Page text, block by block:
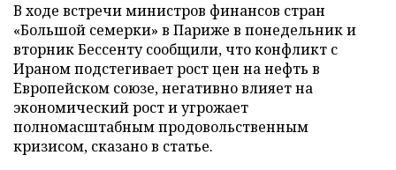
В ходе встречи министров финансов стран
«Большой семерки» в Париже в понедельник и
вторник Бессенту сообщили, что конфликт с
Ираном подстегивает рост цен на нефть в
Европейском союзе, негативно влияет на
экономический рост и угрожает
полномасштабным продовольственным
кризисом, сказано в статье.